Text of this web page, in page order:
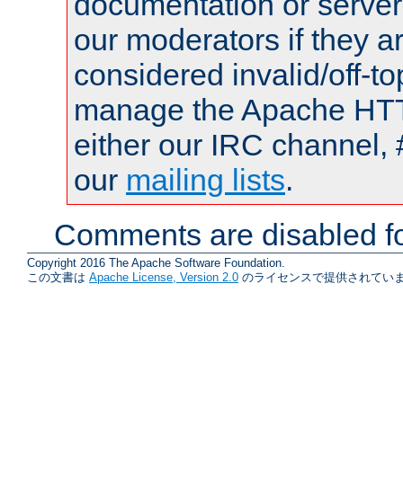
our moderators if they
considered invalid/off-
manage the Apache
either our IRC channel,
our mailing lists.
Comments are disabled
Copyright 2016 The Apache Software Foundation.
この文書は Apache License, Version 2.0 のライセンスで提供されてい